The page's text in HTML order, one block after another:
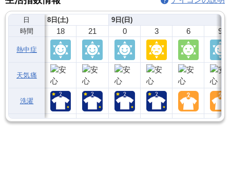
日
時間
熱中症
天気痛
洗濯
8日(土)
18 21
9日(日)
0 3 6 9